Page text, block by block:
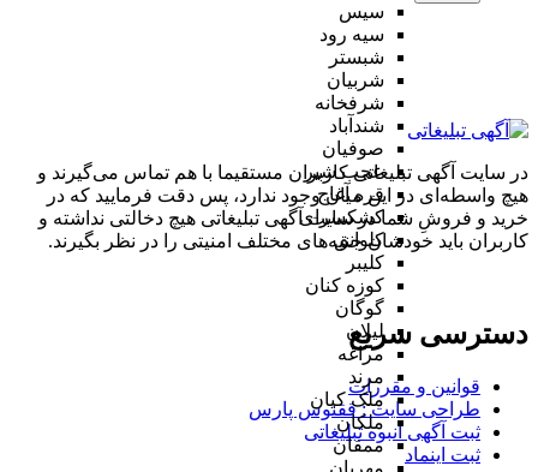
سیس
سیه رود
شبستر
شربیان
شرفخانه
شندآباد
صوفیان
عجب شیر
قره آغاج
کشکسرای
کلوانق
کلیبر
کوزه کنان
گوگان
لیلان
مراغه
مرند
ملک کیان
ملکان
ممقان
در سایت آگهی تبلیغاتی کاربران مستقیما با هم تماس می‌گیرند و
هیچ واسطه‌ای در این میان وجود ندارد، پس دقت فرمایید که در
خرید و فروشِ شما در سایت آگهی تبلیغاتی هیچ دخالتی نداشته و
کاربران باید خودشان جنبه‌های مختلف امنیتی را در نظر بگیرند.
دسترسی سریع
قوانین و مقررات
طراحی سایت : ققنوس پارس
ثبت آگهی انبوه تبلیغاتی
ثبت اینماد